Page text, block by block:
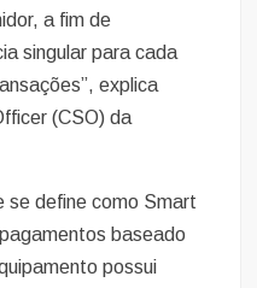
a fim de
singular para cada
explica
(CSO) da
se define como Smart
baseado
possui